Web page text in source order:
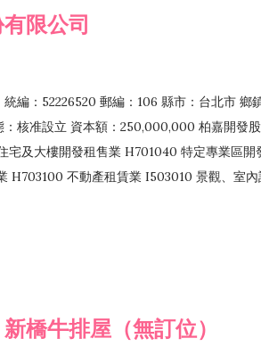
限公司
編：52226520 郵編：106 縣市：台北市 鄉
：核准設立 資本額：250,000,000 柏嘉開發
宅及大樓開發租售業 H701040 特定專業區
H703100 不動產租賃業 I503010 景觀、室
新橋牛排屋（無訂位）